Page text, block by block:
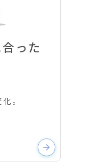
った
。
arrow_forward